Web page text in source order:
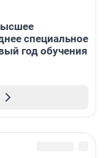
специальное
год обучения